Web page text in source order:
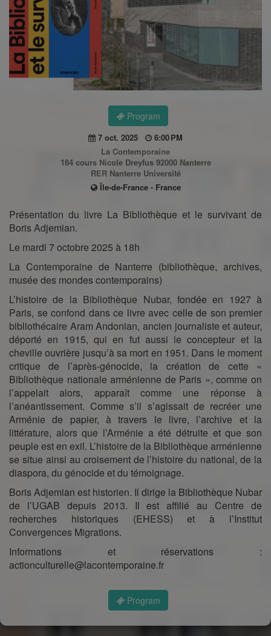
Program
7 oct. 2025
6:00 PM
La Contemporaine
184 cours Nicole Dreyfus 92000 Nanterre
RER Nanterre Université
Île-de-France - France
Présentation du livre La Bibliothèque et le survivant de
Boris Adjemian.
Le mardi 7 octobre 2025 à 18h
La Contemporaine de Nanterre (bibliothèque, archives,
musée des mondes contemporains)
L’histoire de la Bibliothèque Nubar, fondée en 1927 à
Paris, se confond dans ce livre avec celle de son premier
bibliothécaire Aram Andonian, ancien journaliste et auteur,
déporté en 1915, qui en fut aussi le concepteur et la
cheville ouvrière jusqu’à sa mort en 1951. Dans le moment
critique de l’après-génocide, la création de cette «
Bibliothèque nationale arménienne de Paris », comme on
l’appelait alors, apparaît comme une réponse à
l’anéantissement. Comme s’il s’agissait de recréer une
Arménie de papier, à travers le livre, l’archive et la
littérature, alors que l’Arménie a été détruite et que son
peuple est en exil. L’histoire de la Bibliothèque arménienne
se situe ainsi au croisement de l’histoire du national, de la
diaspora, du génocide et du témoignage.
Boris Adjemian est historien. Il dirige la Bibliothèque Nubar
de l’UGAB depuis 2013. Il est affilié au Centre de
recherches historiques (EHESS) et à l’Institut
Convergences Migrations.
Informations et réservations :
actionculturelle@lacontemporaine.fr
Program